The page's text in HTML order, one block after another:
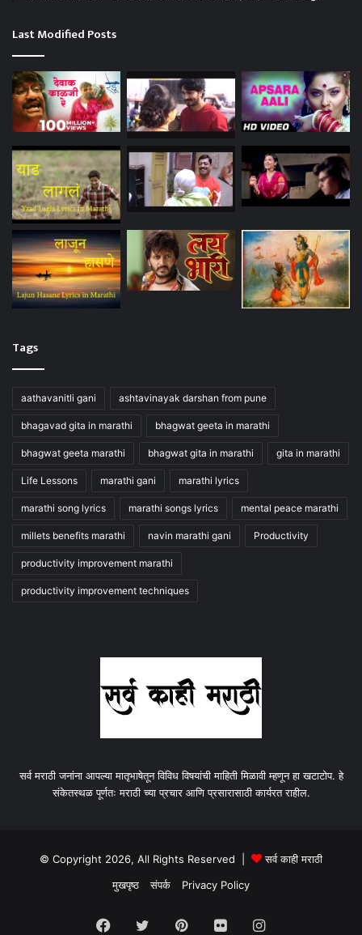
Last Modified Posts
Tags
aathavanitli gani ashtavinayak darshan from pune
bhagavad gita in marathi bhagwat geeta in marathi
bhagwat geeta marathi bhagwat gita in marathi gita in marathi
Life Lessons marathi gani marathi lyrics
marathi song lyrics marathi songs lyrics mental peace marathi
millets benefits marathi navin marathi gani Productivity
productivity improvement marathi
productivity improvement techniques
सर्व मराठी जनांना आपल्या मातृभाषेतून विविध विषयांची माहिती मिळावी म्हणून हा खटाटोप. हे
संकेतस्थळ पूर्णतः मराठी च्या प्रचार आणि प्रसारासाठी कार्यरत राहील.
© Copyright 2026, All Rights Reserved |
सर्व काही मराठी
मुखपृष्ठ
संपर्क Privacy Policy
Facebook
TwitterPinterestFlickrInstagram